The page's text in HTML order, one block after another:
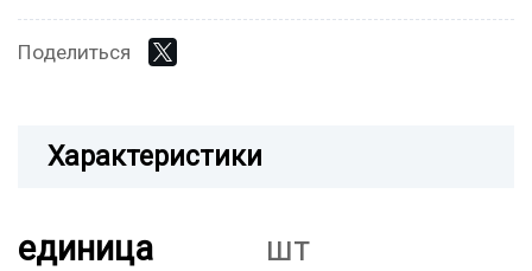
Поделиться
Характеристики
единица
шт